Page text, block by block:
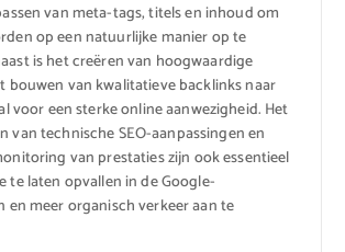
van meta-tags, titels en inhoud om
op een natuurlijke manier op te
is het creëren van hoogwaardige
bouwen van kwalitatieve backlinks naar
voor een sterke online aanwezigheid. Het
van technische SEO-aanpassingen en
van prestaties zijn ook essentieel
te laten opvallen in de Google-
en meer organisch verkeer aan te